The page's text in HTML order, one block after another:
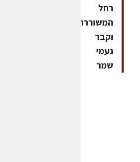
רחל
המשוררת
וקבר
נעמי
שמר